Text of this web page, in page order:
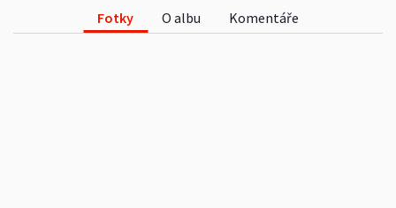
Fotky O albu Komentáře